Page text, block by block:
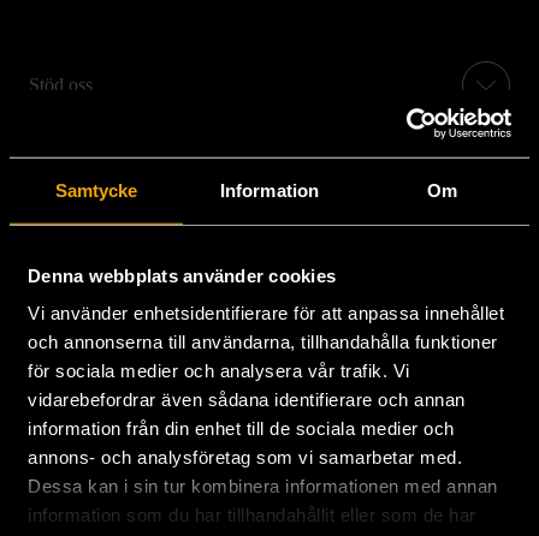
Samtycke Information Om
Denna webbplats använder cookies
Vi använder enhetsidentifierare för att anpassa innehållet
och annonserna till användarna, tillhandahålla funktioner
för sociala medier och analysera vår trafik. Vi
vidarebefordrar även sådana identifierare och annan
information från din enhet till de sociala medier och
annons- och analysföretag som vi samarbetar med.
Dessa kan i sin tur kombinera informationen med annan
information som du har tillhandahållit eller som de har
Stöd oss
Hitta till oss
Handla second hand online
Stockholms Stadsmission
Huvudkontor: